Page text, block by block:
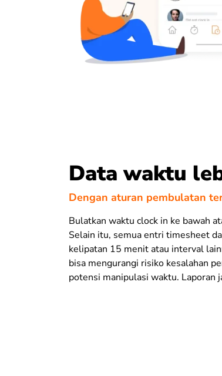
Data waktu
Dengan aturan pembulatan
Bulatkan waktu clock in ke bawah
Selain itu, semua entri timesheet
kelipatan 15 menit atau interval
bisa mengurangi risiko kesalahan
potensi manipulasi waktu. Laporan